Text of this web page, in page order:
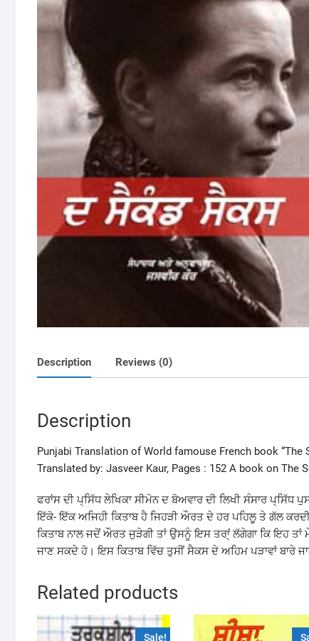
Description Reviews (0)
Description
Punjabi Translation of World famouse French book “The
Translated by: Jasveer Kaur, Pages : 152 A book on The
ਫਰਾਂਸ ਦੀ ਪ੍ਸਿੱਧ ਲੇਖਿਕਾ ਸੀਮੋਨ ਦ ਬੋਅਵਾਰ ਦੀ ਲਿਖੀ ਸੰਸਾਰ
ਇੱਕੋ- ਇੱਕ ਅਜਿਹੀ ਕਿਤਾਬ ਹੈ ਜਿਹੜੀ ਔਰਤ ਦੇ ਹਰ ਪਹਿਲੂ ਤੇ ਗੱਲ
ਕਿਤਾਬ ਨਾਲ ਜਦੋਂ ਔਰਤ ਜੁੜੇਗੀ ਤਾਂ ਉਸਨੂੰ ਇਸ ਤਰਾ੍ਂ ਲੱਗੇਗਾ ਕਿ ਇਹ ਤਾਂ
ਜਾਣ ਸਕਦੇ ਹੋ। ਇਸ ਕਿਤਾਬ ਵਿੱਚ ਤੁਸੀਂ ਸੈਕਸ ਦੇ ਅਹਿਮ ਪੜਾਵਾਂ ਬਾਰੇ
Related products
Sale!